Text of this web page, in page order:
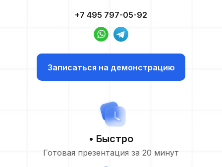
Записаться на демонстрацию
+7 495 797-05-92
• Быстро
Готовая презентация за 20 минут